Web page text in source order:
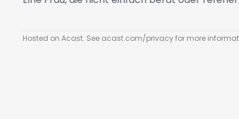
Hosted on Acast. See acast.com/privacyfor more